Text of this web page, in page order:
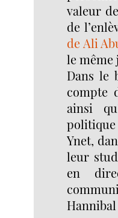
valeur
de
de Ali
le même
Dans le
compte
ainsi
politique
Ynet,
leur
en
Hannibal